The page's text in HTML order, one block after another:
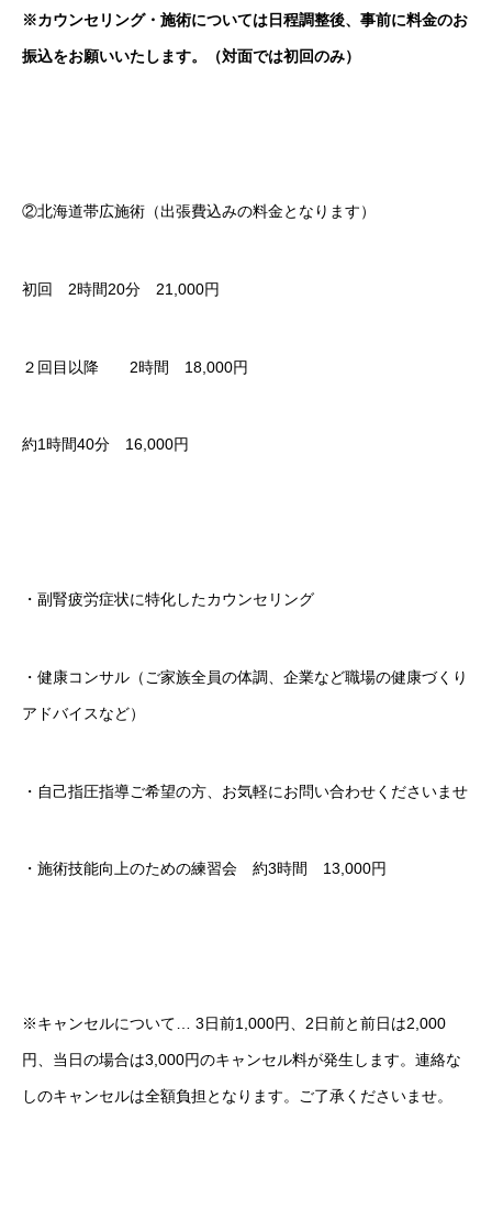
※カウンセリング・施術については日程調整後、事前に料金のお
振込をお願いいたします。（対面では初回のみ）
②北海道帯広施術（出張費込みの料金となります）
初回 2時間20分 21,000円
２回目以降 2時間 18,000円
約1時間40分 16,000円
・副腎疲労症状に特化したカウンセリング
・健康コンサル（ご家族全員の体調、企業など職場の健康づくり
アドバイスなど）
・自己指圧指導ご希望の方、お気軽にお問い合わせくださいませ
・施術技能向上のための練習会 約3時間 13,000円
※キャンセルについて… 3日前1,000円、2日前と前日は2,000
円、当日の場合は3,000円のキャンセル料が発生します。連絡な
しのキャンセルは全額負担となります。ご了承くださいませ。